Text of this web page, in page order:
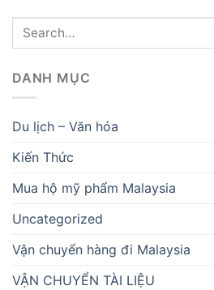
DANH MỤC
Du lịch – Văn hóa
Kiến Thức
Mua hộ mỹ phẩm Malaysia
Uncategorized
Vận chuyển hàng đi Malaysia
VẬN CHUYỂN TÀI LIỆU